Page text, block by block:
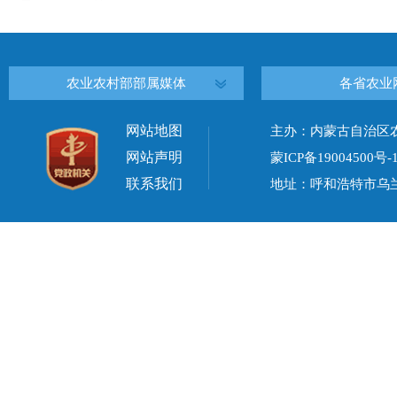
农业农村部部属媒体 各省农业
网站地图
网站声明
联系我们
主办：内蒙古自治
蒙ICP备19004500号-
地址：呼和浩特市